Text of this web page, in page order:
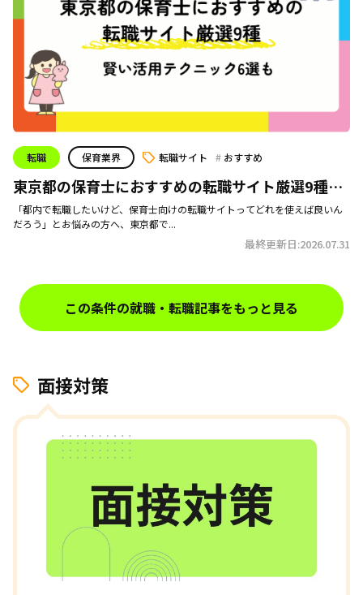
転職 保育業界 転職サイト おすすめ
東京都の保育士におすすめの転職サイト厳選9種｜
賢い活用テクニック6選も
「都内で転職したいけど、保育士向けの転職サイトってどれを使えば良いん
だろう」とお悩みの方へ、東京都で...
最終更新日:2026.07.31
この条件の就職・転職記事をもっと見る
面接対策